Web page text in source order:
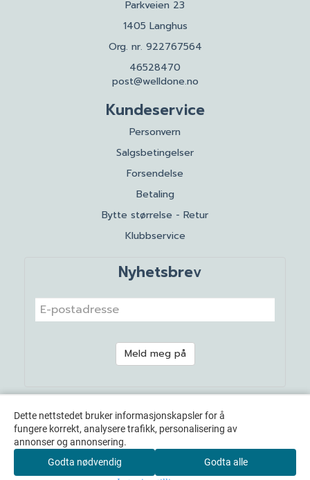
Parkveien 23
1405 Langhus
Org. nr. 922767564
46528470
post@welldone.no
Kundeservice
Personvern
Salgsbetingelser
Forsendelse
Betaling
Bytte størrelse - Retur
Klubbservice
Nyhetsbrev
Meld meg på
Dette nettstedet bruker informasjonskapsler for å
fungere korrekt, analysere trafikk, personalisering av
annonser og annonsering.
Godta nødvendig
Godta alle